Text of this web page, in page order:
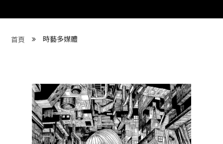
們 About DFUN
藏 Cover Archives
團 Square Rich
首頁 時藝多媒體